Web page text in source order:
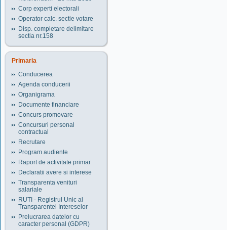
Corp experti electorali
Operator calc. sectie votare
Disp. completare delimitare
sectia nr.158
Primaria
Conducerea
Agenda conducerii
Organigrama
Documente financiare
Concurs promovare
Concursuri personal
contractual
Recrutare
Program audiente
Raport de activitate primar
Declaratii avere si interese
Transparenta venituri
salariale
RUTI - Registrul Unic al
Transparentei Intereselor
Prelucrarea datelor cu
caracter personal (GDPR)